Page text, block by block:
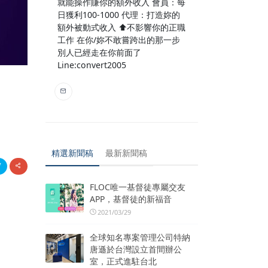
日獲利100-1000 代理：打造妳的
額外被動式收入 ⬆️不影響你的正職
工作 在你/妳不敢嘗跨出的那一步
別人已經走在你前面了
Line:convert2005
精選新聞稿 最新新聞稿
FLOC唯一基督徒專屬交友
APP，基督徒的新福音
2021/03/29
全球知名專案管理公司特納
唐遜於台灣設立首間辦公
室，正式進駐台北